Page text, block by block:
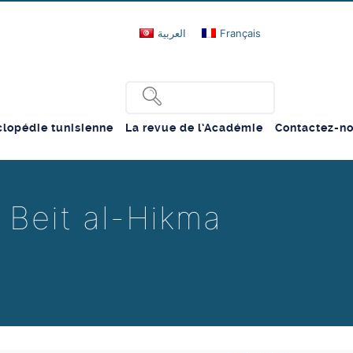
العربية Français
tunisienne La revue de l’Académie Contactez-
al-Hikma